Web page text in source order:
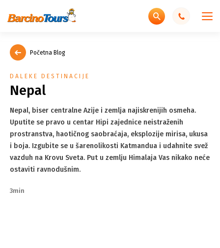
Početna Blog
DALEKE DESTINACIJE
Nepal
Nepal, biser centralne Azije i zemlja najiskrenijih osmeha.
Uputite se pravo u centar Hipi zajednice neistraženih
prostranstva, haotičnog saobraćaja, eksplozije mirisa, ukusa
i boja. Izgubite se u šarenolikosti Katmandua i udahnite svež
vazduh na Krovu Sveta. Put u zemlju Himalaja Vas nikako neće
ostaviti ravnodušnim.
3min